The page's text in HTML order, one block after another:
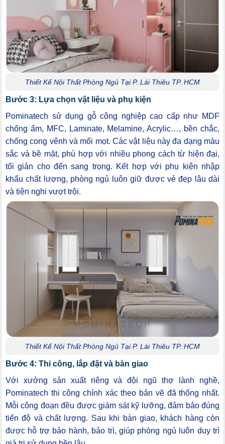
Thiết Kế Nội Thất Phòng Ngủ Tại P. Lái Thiêu TP. HCM
Bước 3: Lựa chọn vật liệu và phụ kiện
Pominatech sử dụng gỗ công nghiệp cao cấp như MDF
chống ẩm, MFC, Laminate, Melamine, Acrylic…, bền chắc,
chống cong vênh và mối mọt. Các vật liệu này đa dạng màu
sắc và bề mặt, phù hợp với nhiều phong cách từ hiện đại,
tối giản cho đến sang trọng. Kết hợp với phụ kiện nhập
khẩu chất lượng, phòng ngủ luôn giữ được vẻ đẹp lâu dài
và tiện nghi vượt trội.
Thiết Kế Nội Thất Phòng Ngủ Tại P. Lái Thiêu TP. HCM
Bước 4: Thi công, lắp đặt và bàn giao
Với xưởng sản xuất riêng và đội ngũ thợ lành nghề,
Pominatech thi công chính xác theo bản vẽ đã thống nhất.
Mỗi công đoạn đều được giám sát kỹ lưỡng, đảm bảo đúng
tiến độ và chất lượng. Sau khi bàn giao, khách hàng còn
được hỗ trợ bảo hành, bảo trì, giúp phòng ngủ luôn duy trì